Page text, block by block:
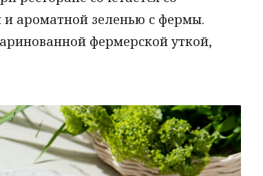
ароматной зеленью с фермы.
фермерской уткой,